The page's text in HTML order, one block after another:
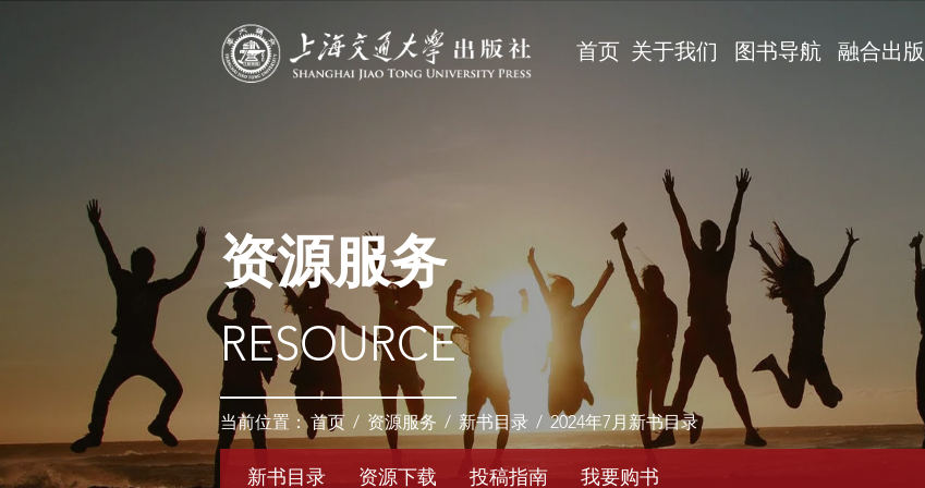
首页 关于我们 图书导航 融合出版
资源服务
RESOURCE
当前位置：首页 / 资源服务 / 新书目录 / 2024年7月新书目录
新书目录 资源下载 投稿指南 我要购书